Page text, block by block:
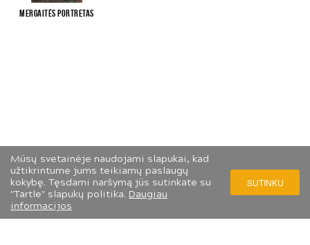
Mūsų svetainėje naudojami slapukai, kad
užtikrintume jums teikiamų paslaugų
kokybę. Tęsdami naršymą jūs sutinkate su
"Tartle" slapukų politika. Daugiau
informacijos
SUTINKU
Mergaitės portretas